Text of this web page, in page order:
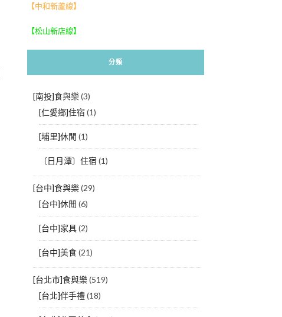
【中和新蘆線】
【松山新店線】
分類
[南投]食與樂(3)
[仁愛鄉]住宿 (1)
[埔里]休閒 (1)
〔日月潭〕住宿 (1)
[台中]食與樂(29)
[台中]休閒 (6)
[台中]家具(2)
[台中]美食(21)
[台北市]食與樂(519)
[台北]伴手禮(18)